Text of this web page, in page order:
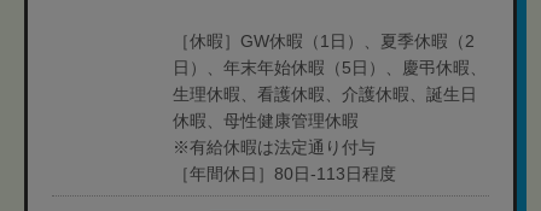
［休暇］GW休暇（1日）、夏季休暇（2
日）、年末年始休暇（5日）、慶弔休暇、
生理休暇、看護休暇、介護休暇、誕生日
休暇、母性健康管理休暇
※有給休暇は法定通り付与
［年間休日］80日-113日程度